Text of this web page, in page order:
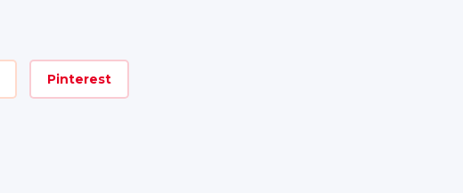
Pinterest